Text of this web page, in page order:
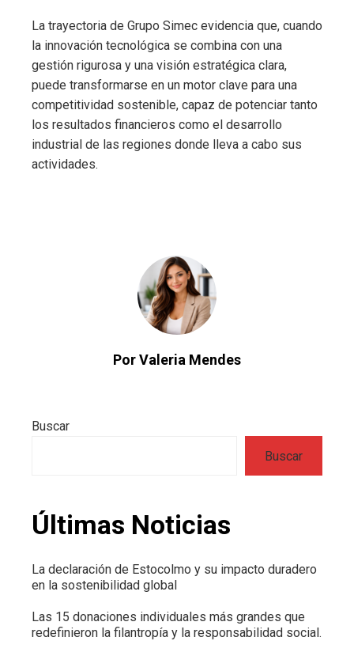
La trayectoria de Grupo Simec evidencia que, cuando
la innovación tecnológica se combina con una
gestión rigurosa y una visión estratégica clara,
puede transformarse en un motor clave para una
competitividad sostenible, capaz de potenciar tanto
los resultados financieros como el desarrollo
industrial de las regiones donde lleva a cabo sus
actividades.
Por Valeria Mendes
Buscar
Buscar
Últimas Noticias
La declaración de Estocolmo y su impacto duradero
en la sostenibilidad global
Las 15 donaciones individuales más grandes que
redefinieron la filantropía y la responsabilidad social.